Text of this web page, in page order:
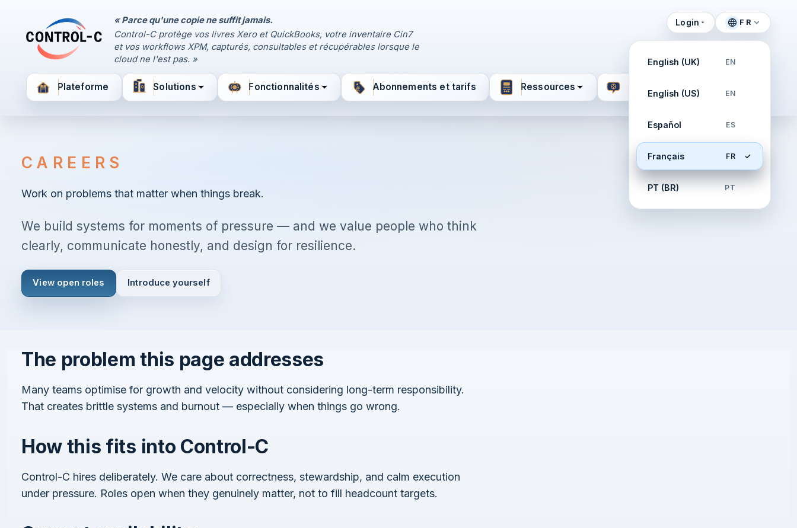
Control-C home
« Parce qu'une copie ne suffit jamais.
Control-C protège vos livres Xero et QuickBooks, votre inventaire Cin7
et vos workflows XPM, capturés, consultables et récupérables lorsque le
cloud ne l'est pas. »
Login FR
English (UK) EN
English (US) EN
Español ES
Français FR
PT (BR) PT
Plateforme Solutions Fonctionnalités Abonnements et tarifs Ressources
CAREERS
Work on problems that matter when things break.
We build systems for moments of pressure — and we value people who think
clearly, communicate honestly, and design for resilience.
View open roles Introduce yourself
The problem this page addresses
Many teams optimise for growth and velocity without considering long-term responsibility.
That creates brittle systems and burnout — especially when things go wrong.
How this fits into Control-C
Control-C hires deliberately. We care about correctness, stewardship, and calm execution
under pressure. Roles open when they genuinely matter, not to fill headcount targets.
Panneau de contrôle
Gérez vos sauvegardes
par Control-C
Créer un nouveau compte
J’accepte lesConditions générales Politique de confidentialité
Continuer
Vous avez déjà un compte ? Connectez-vous ici